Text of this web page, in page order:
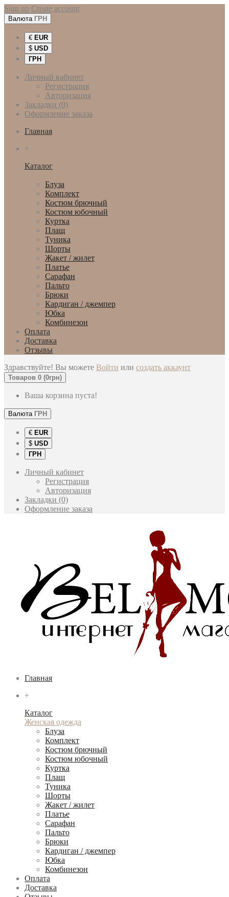
Sign up Create account
Валюта ГРН
€ EUR
$ USD
ГРН
Личный кабинет
Регистрация
Авторизация
Закладки (0)
Оформление заказа
Главная
+
Каталог
Блуза
Комплект
Костюм брючный
Костюм юбочный
Куртка
Плащ
Туника
Шорты
Жакет / жилет
Платье
Сарафан
Пальто
Брюки
Кардиган / джемпер
Юбка
Комбинезон
Оплата
Доставка
Отзывы
Здравствуйте! Вы можете Войти или создать аккаунт
Товаров 0 (0грн)
Ваша корзина пуста!
Валюта ГРН
€ EUR
$ USD
ГРН
Личный кабинет
Регистрация
Авторизация
Закладки (0)
Оформление заказа
Главная
+
Каталог
Женская одежда
Блуза
Комплект
Костюм брючный
Костюм юбочный
Куртка
Плащ
Туника
Шорты
Жакет / жилет
Платье
Сарафан
Пальто
Брюки
Кардиган / джемпер
Юбка
Комбинезон
Оплата
Доставка